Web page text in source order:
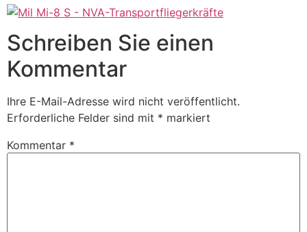
Schreiben Sie einen
Kommentar
Ihre E-Mail-Adresse wird nicht veröffentlicht.
Erforderliche Felder sind mit * markiert
Kommentar *